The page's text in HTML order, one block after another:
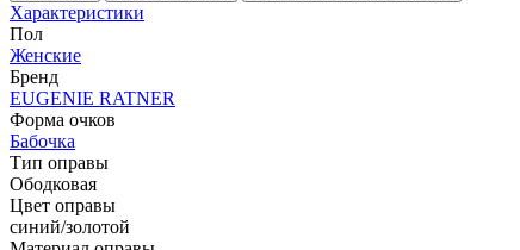
Характеристики
Пол
Женские
Бренд
EUGENIE RATNER
Форма очков
Бабочка
Тип оправы
Ободковая
Цвет оправы
синий/золотой